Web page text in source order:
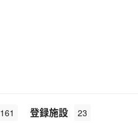
161 登録施設 23